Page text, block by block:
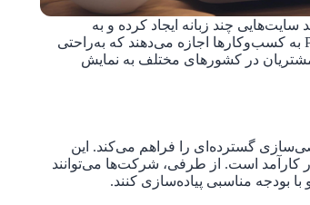
چند زبانه ایجاد کرده و به
بازارهای بین‌المللی دسترسی پیدا کنند. افزونه‌هایی مانند WPML و Polylang به کسب‌وکارها اجازه می‌دهند که به‌راحتی
در کشورهای مختلف به نمایش
گسترده‌ای را فراهم می‌کند. این
کارآمد است. از طرفی، شرکت‌ها می‌توانند
بودجه مناسبی پیاده‌سازی کنند.